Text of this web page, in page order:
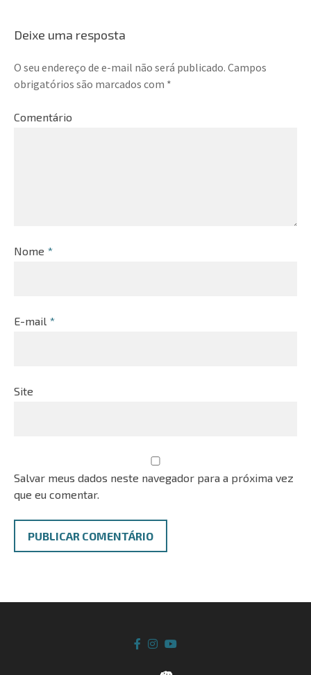
Deixe uma resposta
O seu endereço de e-mail não será publicado. Campos
obrigatórios são marcados com *
Comentário
Nome *
E-mail *
Site
Salvar meus dados neste navegador para a próxima vez
que eu comentar.